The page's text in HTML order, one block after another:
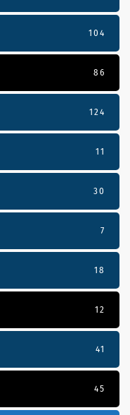
104
86
124
11
30
7
18
12
41
45